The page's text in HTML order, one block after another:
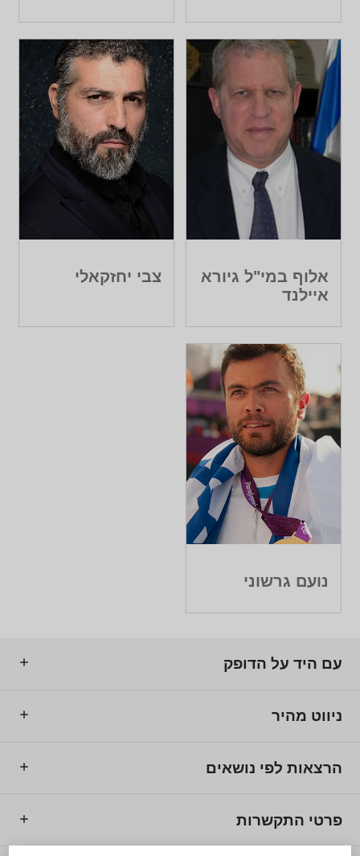
אלוף במי"ל גיורא
איילנד
צבי יחזקאלי
נועם גרשוני
עם היד על הדופק
ניווט מהיר
הרצאות לפי נושאים
פרטי התקשרות